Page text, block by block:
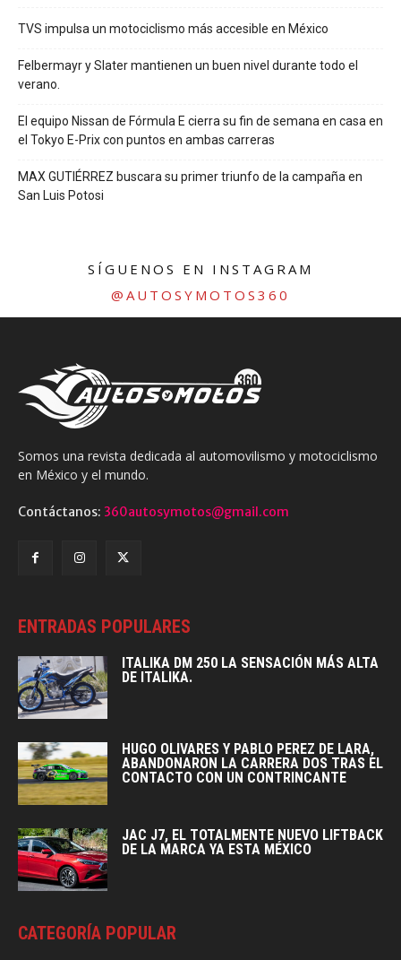
TVS impulsa un motociclismo más accesible en México
Felbermayr y Slater mantienen un buen nivel durante todo el
verano.
El equipo Nissan de Fórmula E cierra su fin de semana en casa en
el Tokyo E-Prix con puntos en ambas carreras
MAX GUTIÉRREZ buscara su primer triunfo de la campaña en
San Luis Potosi
SÍGUENOS EN INSTAGRAM
@AUTOSYMOTOS360
Somos una revista dedicada al automovilismo y motociclismo
en México y el mundo.
Contáctanos: 360autosymotos@gmail.com
ENTRADAS POPULARES
ITALIKA DM 250 LA SENSACIÓN MÁS ALTA
DE ITALIKA.
HUGO OLIVARES Y PABLO PEREZ DE LARA,
ABANDONARON LA CARRERA DOS TRAS EL
CONTACTO CON UN CONTRINCANTE
JAC J7, EL TOTALMENTE NUEVO LIFTBACK
DE LA MARCA YA ESTA MÉXICO
CATEGORÍA POPULAR